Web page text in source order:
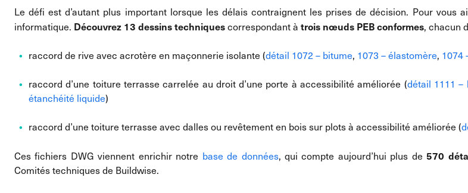
Le défi est d’autant plus important lorsque les délais contraignent les prises de décision. Pour vous
informatique. Découvrez 13 dessins techniquescorrespondant à trois nœuds PEB conformes, chacun
raccord de rive avec acrotère en maçonnerie isolante (détail 1072 – bitume, 1073 – élastomère, 1074
raccord d’une toiture terrasse carrelée au droit d’une porte à accessibilité améliorée (détail 1111 –
étanchéité liquide)
raccord d’une toiture terrasse avec dalles ou revêtement en bois sur plots à accessibilité améliorée (
Ces fichiers DWG viennent enrichir notre base de données, qui compte aujourd’hui plus de 570
Comités techniques de Buildwise.